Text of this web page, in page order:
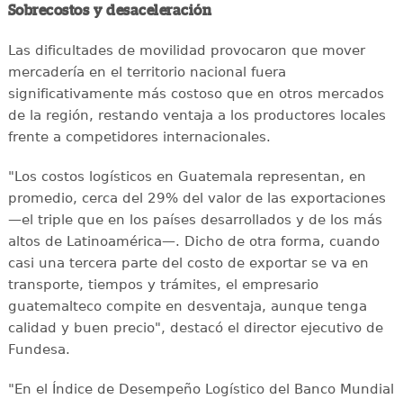
Sobrecostos y desaceleración
Las dificultades de movilidad provocaron que mover
mercadería en el territorio nacional fuera
significativamente más costoso que en otros mercados
de la región, restando ventaja a los productores locales
frente a competidores internacionales.
"Los costos logísticos en Guatemala representan, en
promedio, cerca del 29% del valor de las exportaciones
—el triple que en los países desarrollados y de los más
altos de Latinoamérica—. Dicho de otra forma, cuando
casi una tercera parte del costo de exportar se va en
transporte, tiempos y trámites, el empresario
guatemalteco compite en desventaja, aunque tenga
calidad y buen precio", destacó el director ejecutivo de
Fundesa.
"En el Índice de Desempeño Logístico del Banco Mundial